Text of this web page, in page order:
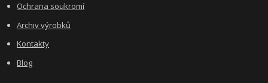
Ochrana soukromí
Archiv výrobků
Kontakty
Blog